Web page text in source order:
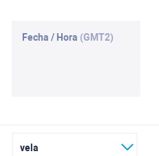
Fecha / Hora (GMT2)
vela